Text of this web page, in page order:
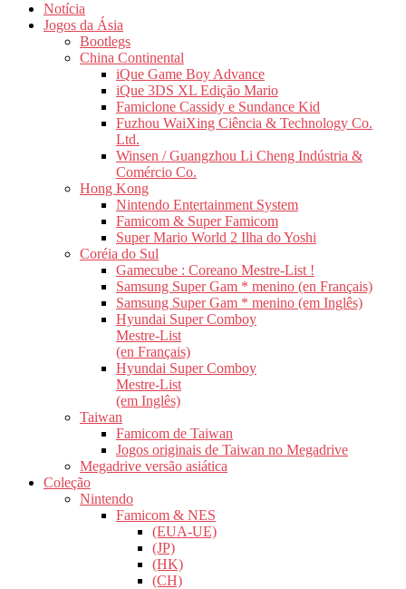
Notícia
Jogos da Ásia
Bootlegs
China Continental
iQue Game Boy Advance
iQue 3DS XL Edição Mario
Famiclone Cassidy e Sundance Kid
Fuzhou WaiXing Ciência & Technology Co.
Ltd.
Winsen / Guangzhou Li Cheng Indústria &
Comércio Co.
Hong Kong
Nintendo Entertainment System
Famicom & Super Famicom
Super Mario World 2 Ilha do Yoshi
Coréia do Sul
Gamecube : Coreano Mestre-List !
Samsung Super Gam * menino (en Français)
Samsung Super Gam * menino (em Inglês)
Hyundai Super Comboy
Mestre-List
(en Français)
Hyundai Super Comboy
Mestre-List
(em Inglês)
Taiwan
Famicom de Taiwan
Jogos originais de Taiwan no Megadrive
Megadrive versão asiática
Coleção
Nintendo
Famicom & NES
(EUA-UE)
(JP)
(HK)
(CH)